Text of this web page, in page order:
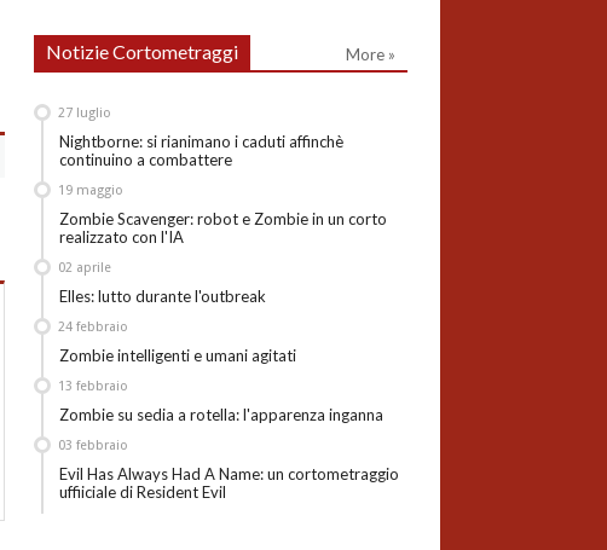
Notizie Cortometraggi More »
Nightborne: si rianimano i caduti affinchè
continuino a combattere
27 luglio
Zombie Scavenger: robot e Zombie in un corto
realizzato con l'IA
19 maggio
Elles: lutto durante l'outbreak
02 aprile
Zombie intelligenti e umani agitati
24 febbraio
Zombie su sedia a rotella: l'apparenza inganna
13 febbraio
Evil Has Always Had A Name: un cortometraggio
uffiiciale di Resident Evil
03 febbraio